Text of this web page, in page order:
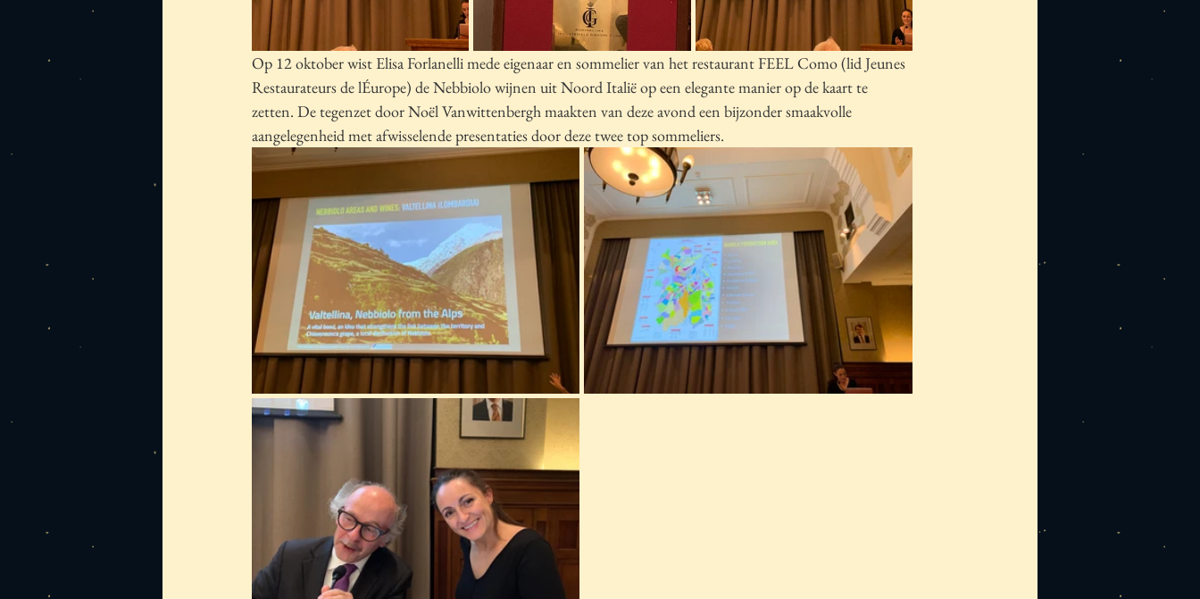
Op 12 oktober wist Elisa Forlanelli mede eigenaar en sommelier van het restaurant FEEL Como (lid Jeunes
Restaurateurs de lÉurope) de Nebbiolo wijnen uit Noord Italië op een elegante manier op de kaart te
zetten. De tegenzet door Noël Vanwittenbergh maakten van deze avond een bijzonder smaakvolle
aangelegenheid met afwisselende presentaties door deze twee top sommeliers.